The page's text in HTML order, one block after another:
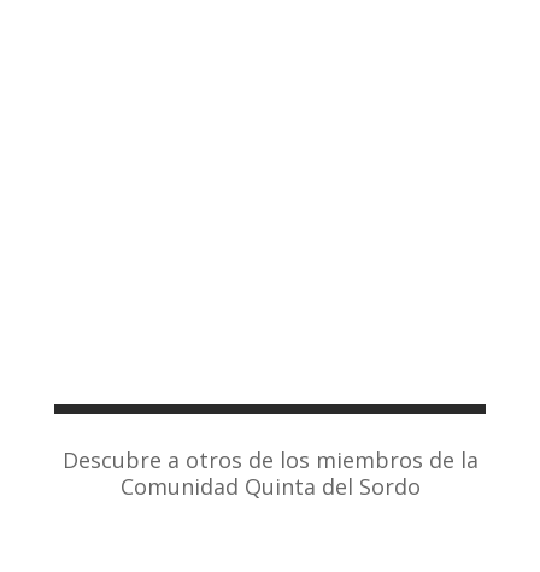
Descubre a otros de los miembros de la
Comunidad Quinta del Sordo